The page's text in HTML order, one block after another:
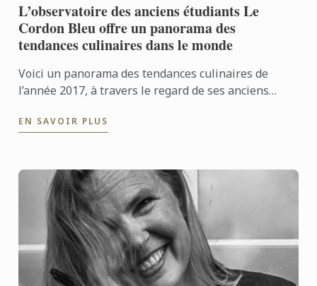
L’observatoire des anciens étudiants Le
Cordon Bleu offre un panorama des
tendances culinaires dans le monde
Voici un panorama des tendances culinaires de
l’année 2017, à travers le regard de ses anciens
EN SAVOIR PLUS